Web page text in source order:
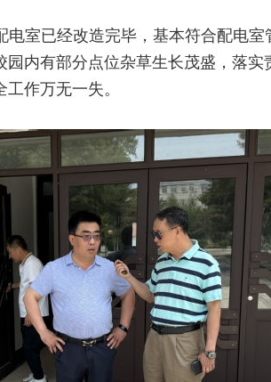
室已经改造完毕，基本符合配电
内有部分点位杂草生长茂盛，落
作万无一失。